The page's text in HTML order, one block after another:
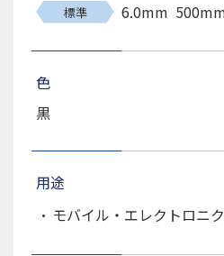
標準 6.0mm
色
黒
用途
モバイル・エレクトロニ